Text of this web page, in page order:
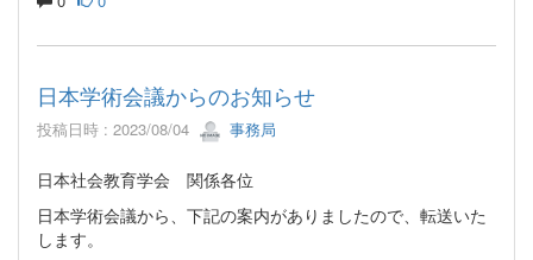
日本学術会議からのお知らせ
投稿日時 : 2023/08/04 事務局
日本社会教育学会 関係各位
日本学術会議から、下記の案内がありましたので、転送いた
します。